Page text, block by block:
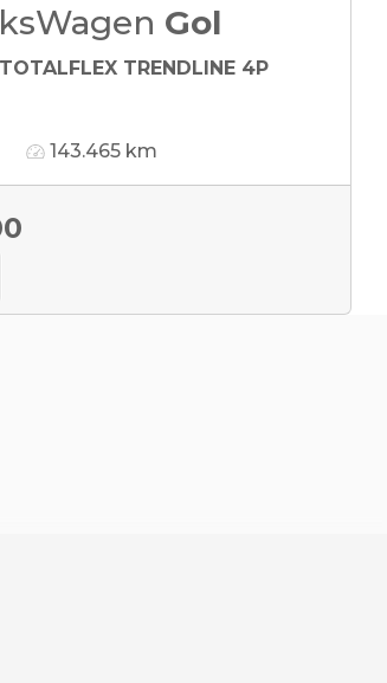
Gol
TRENDLINE 4P
143.465 km